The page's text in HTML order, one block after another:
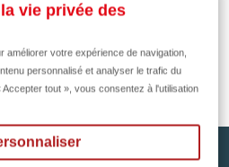
vie privée des
améliorer votre expérience de navigation,
personnalisé et analyser le trafic du
tout », vous consentez à l'utilisation